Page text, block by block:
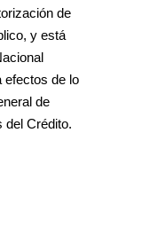
de
y está
efectos de lo
de
del Crédito.